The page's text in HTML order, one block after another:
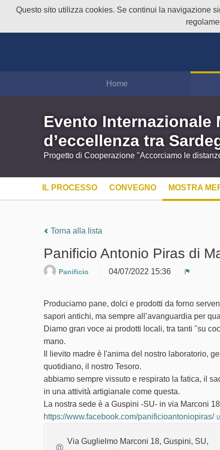
Questo sito utilizza cookies. Se continui la navigazione
Home
Evento Internazionale
d’eccellenza tra
Progetto di Cooperazione "Accorciamo le
IL PROCESSO CONVEGNO MOSTRA
Torna alla lista
Panificio Antonio Piras di
Panificio
04/07/2022 15:36
Produciamo pane, dolci e prodotti da forno
sapori antichi, ma sempre all’avanguardia per
Diamo gran voce ai prodotti locali, tra tanti "su
mano.
Il lievito madre è l'anima del nostro laboratorio,
quotidiano, il nostro Tesoro.
abbiamo sempre vissuto e respirato la fatica, il
in una attività artigianale come questa.
La nostra sede è a Guspini -SU- in via Marconi 18
https://www.facebook.com/panificioantoniopiras/
Via Guglielmo Marconi 18, Guspini, SU,